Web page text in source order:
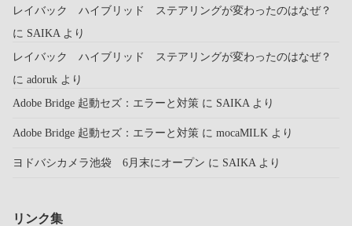
レイバック ハイブリッド ステアリングが変わったのはなぜ？
に SAIKA より
レイバック ハイブリッド ステアリングが変わったのはなぜ？
に adoruk より
Adobe Bridge 起動セズ：エラーと対策 に SAIKA より
Adobe Bridge 起動セズ：エラーと対策 に mocaMILK より
ヨドバシカメラ池袋 6月末にオープン に SAIKA より
リンク集